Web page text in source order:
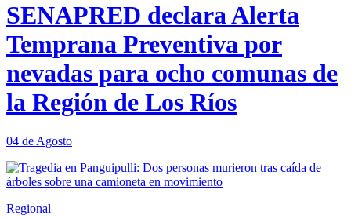
SENAPRED declara Alerta
Temprana Preventiva por
nevadas para ocho comunas de
la Región de Los Ríos
04 de Agosto
Regional